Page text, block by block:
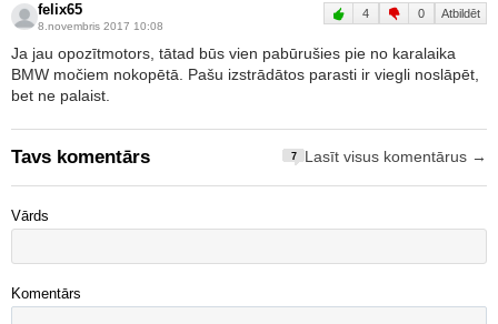
felix65
8.novembris 2017 10:08
4 0 Atbildēt
Ja jau opozītmotors, tātad būs vien pabūrušies pie no karalaika
BMW močiem nokopētā. Pašu izstrādātos parasti ir viegli noslāpēt,
bet ne palaist.
Tavs komentārs 7 Lasīt visus komentārus →
Vārds
Komentārs